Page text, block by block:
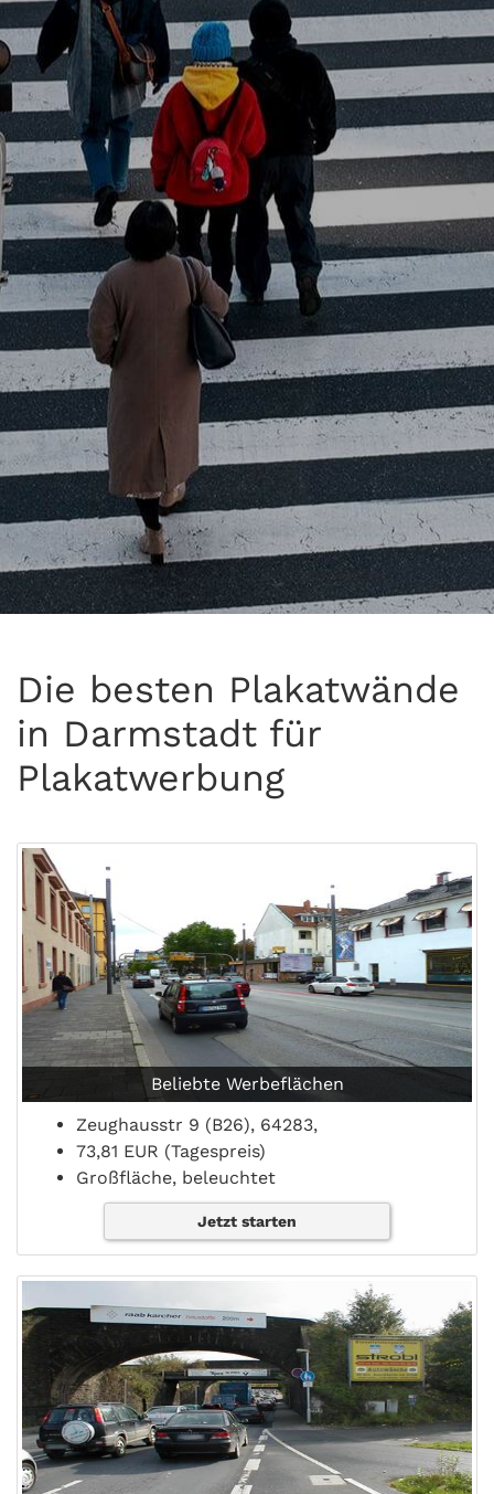
Die besten Plakatwände
in Darmstadt für
Plakatwerbung
Beliebte Werbeflächen
Zeughausstr 9 (B26), 64283,
73,81 EUR (Tagespreis)
Großfläche, beleuchtet
Jetzt starten